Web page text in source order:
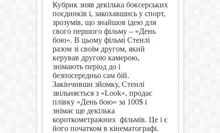
Кубрик зняв декілька боксерських
поєдинків і, закохавшись у спорт,
зрозумів, що знайшов ідею для
свого першого фільму – «День
бою». В цьому фільмі Стенлі
разом зі своїм другом, який
керував другою камерою,
знімають період до і
безпосередньо сам бій.
Закінчивши зйомку, Стенлі
звільняється з «Look», продає
плівку «День бою» за 100$ і
знімає ще декілька
короткометражних фільмів. Це і є
його початком в кінематографі.